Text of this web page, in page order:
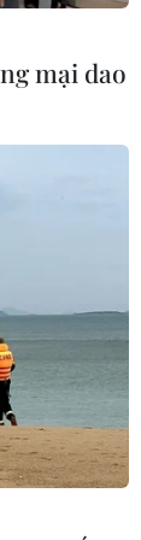
mại dao